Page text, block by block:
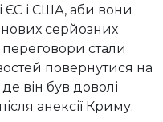
ЄС і США, аби вони
серйозних
стали
повернутися на
він був доволі
анексії Криму.